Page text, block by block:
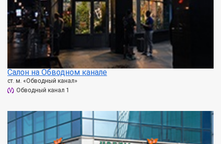
Салон на Обводном канале
ст. м. «Обводный канал»
Обводный канал 1